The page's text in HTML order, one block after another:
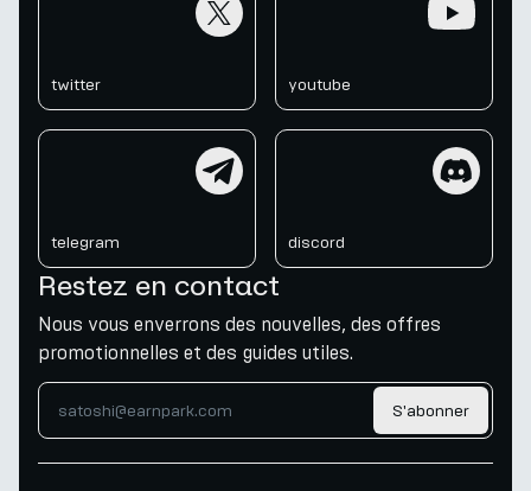
twitter youtube
telegram discord
Restez en contact
Nous vous enverrons des nouvelles, des offres
promotionnelles et des guides utiles.
S'abonner